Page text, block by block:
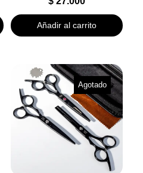
Añadir al carrito
Agotado